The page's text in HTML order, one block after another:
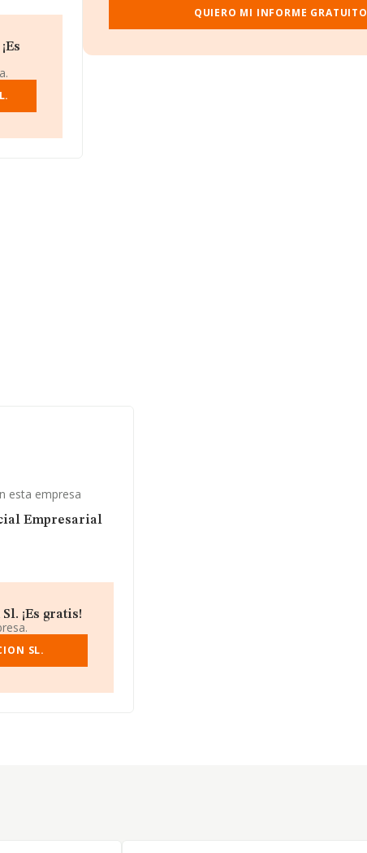
de
la
en
224
de
QUIERO MI INFORME GRATUITO
esta empresa
Empresarial
¡Es gratis!
SL.